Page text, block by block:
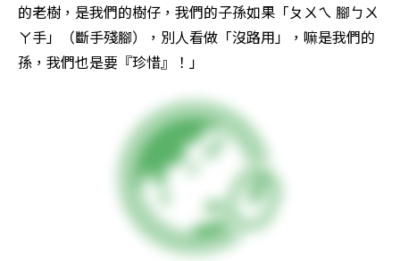
的老樹，是我們的樹仔，我們的子孫如果「ㄆㄨㄟ 腳ㄅㄨ
ㄚ手」（斷手殘腳），別人看做「沒路用」，嘛是我們的
孫，我們也是要『珍惜』！」